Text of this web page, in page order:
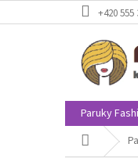
na
+420 555
Paruky
Domů